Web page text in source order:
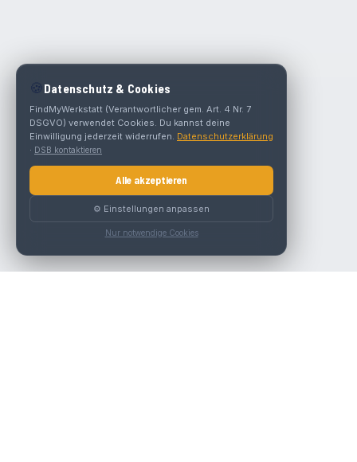
🍪 Datenschutz & Cookies
FindMyWerkstatt (Verantwortlicher gem. Art. 4 Nr. 7
DSGVO) verwendet Cookies. Du kannst deine
Einwilligung jederzeit widerrufen. Datenschutzerklärung
· DSB kontaktieren
Alle akzeptieren
⚙️ Einstellungen anpassen
Nur notwendige Cookies